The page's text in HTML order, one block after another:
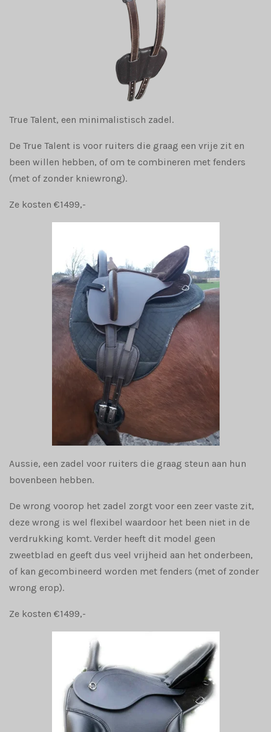
True Talent, een minimalistisch zadel.
De True Talent is voor ruiters die graag een vrije zit en
been willen hebben, of om te combineren met fenders
(met of zonder kniewrong).
Ze kosten €1499,-
Aussie, een zadel voor ruiters die graag steun aan hun
bovenbeen hebben.
De wrong voorop het zadel zorgt voor een zeer vaste zit,
deze wrong is wel flexibel waardoor het been niet in de
verdrukking komt. Verder heeft dit model geen
zweetblad en geeft dus veel vrijheid aan het onderbeen,
of kan gecombineerd worden met fenders (met of zonder
wrong erop).
Ze kosten €1499,-